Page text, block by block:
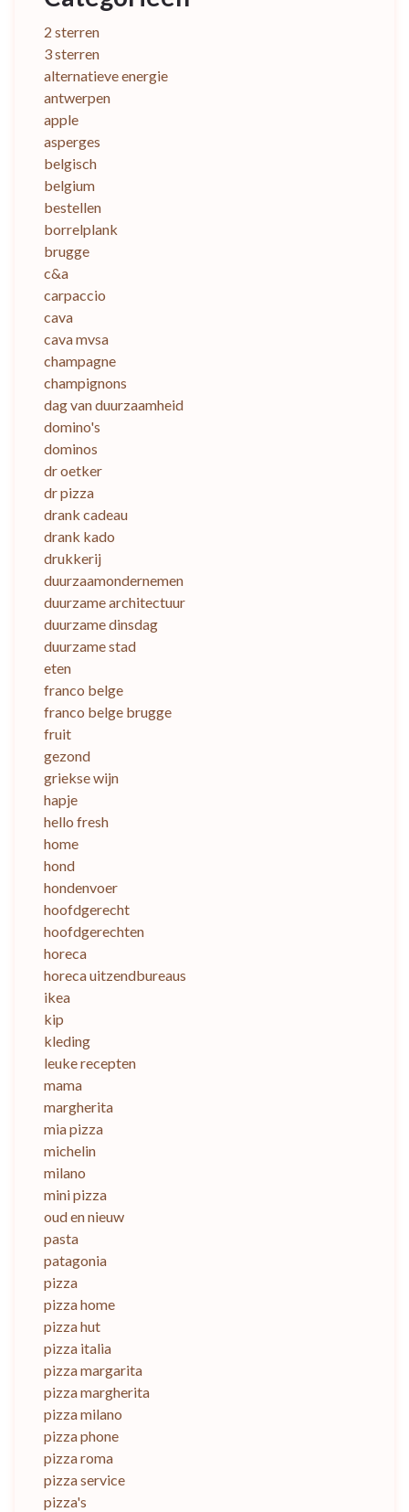
2 sterren
3 sterren
alternatieve energie
antwerpen
apple
asperges
belgisch
belgium
bestellen
borrelplank
brugge
c&a
carpaccio
cava
cava mvsa
champagne
champignons
dag van duurzaamheid
domino's
dominos
dr oetker
dr pizza
drank cadeau
drank kado
drukkerij
duurzaamondernemen
duurzame architectuur
duurzame dinsdag
duurzame stad
eten
franco belge
franco belge brugge
fruit
gezond
griekse wijn
hapje
hello fresh
home
hond
hondenvoer
hoofdgerecht
hoofdgerechten
horeca
horeca uitzendbureaus
ikea
kip
kleding
leuke recepten
mama
margherita
mia pizza
michelin
milano
mini pizza
oud en nieuw
pasta
patagonia
pizza
pizza home
pizza hut
pizza italia
pizza margarita
pizza margherita
pizza milano
pizza phone
pizza roma
pizza service
pizza's